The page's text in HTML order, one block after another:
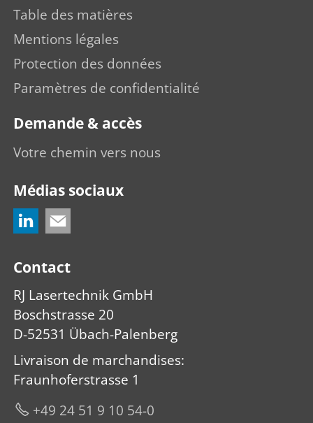
Table des matières
Mentions légales
Protection des données
Paramètres de confidentialité
Demande & accès
Votre chemin vers nous
Médias sociaux
Contact
RJ Lasertechnik GmbH
Boschstrasse 20
D-52531 Übach-Palenberg
Livraison de marchandises:
Fraunhoferstrasse 1
+49 24 51 9 10 54-0